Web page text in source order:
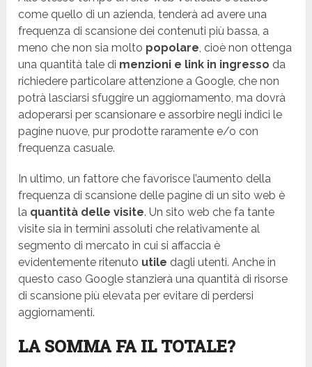
come quello di un azienda, tenderà ad avere una
frequenza di scansione dei contenuti più bassa, a
meno che non sia molto popolare, cioè non ottenga
una quantità tale di menzioni e link in ingresso da
richiedere particolare attenzione a Google, che non
potrà lasciarsi sfuggire un aggiornamento, ma dovrà
adoperarsi per scansionare e assorbire negli indici le
pagine nuove, pur prodotte raramente e/o con
frequenza casuale.
In ultimo, un fattore che favorisce l’aumento della
frequenza di scansione delle pagine di un sito web è
la quantità delle visite. Un sito web che fa tante
visite sia in termini assoluti che relativamente al
segmento di mercato in cui si affaccia è
evidentemente ritenuto utile dagli utenti. Anche in
questo caso Google stanzierà una quantità di risorse
di scansione più elevata per evitare di perdersi
aggiornamenti.
LA SOMMA FA IL TOTALE?